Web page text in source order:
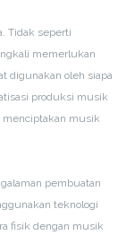
Tidak seperti
memerlukan
digunakan oleh siapa
produksi musik
menciptakan musik
pembuatan
teknologi
fisik dengan musik